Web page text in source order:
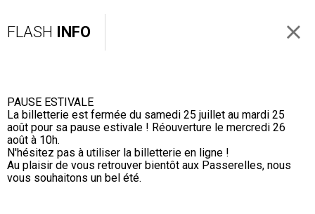
FLASH INFO
PAUSE ESTIVALE
La billetterie est fermée du samedi 25 juillet au mardi 25
août pour sa pause estivale ! Réouverture le mercredi 26
août à 10h.
N'hésitez pas à utiliser la billetterie en ligne !
Au plaisir de vous retrouver bientôt aux Passerelles, nous
vous souhaitons un bel été.